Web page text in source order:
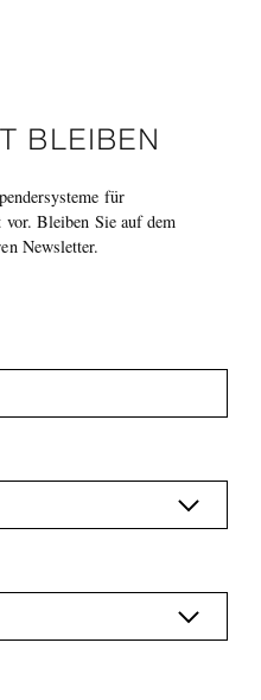
BLEIBEN
für
Bleiben Sie auf dem
Newsletter.